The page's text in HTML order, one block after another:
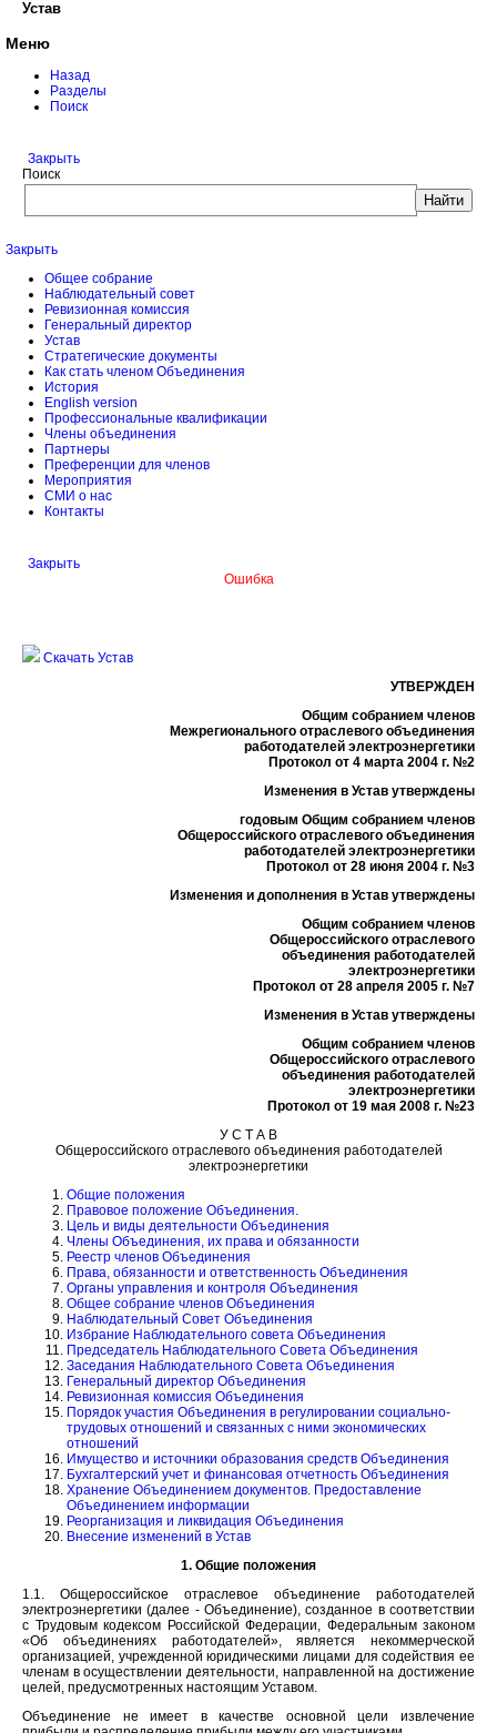
Устав
Меню
Назад
Разделы
Поиск
Закрыть
Поиск
Закрыть
Общее собрание
Наблюдательный совет
Ревизионная комиссия
Генеральный директор
Устав
Стратегические документы
Как стать членом Объединения
История
English version
Профессиональные квалификации
Члены объединения
Партнеры
Преференции для членов
Мероприятия
СМИ о нас
Контакты
Закрыть
Ошибка
Скачать Устав
УТВЕРЖДЕН
Общим собранием членов
Межрегионального отраслевого объединения
работодателей электроэнергетики
Протокол от 4 марта 2004 г. №2
Изменения в Устав утверждены
годовым Общим собранием членов
Общероссийского отраслевого объединения
работодателей электроэнергетики
Протокол от 28 июня 2004 г. №3
Изменения и дополнения в Устав утверждены
Общим собранием членов
Общероссийского отраслевого
объединения работодателей
электроэнергетики
Протокол от 28 апреля 2005 г. №7
Изменения в Устав утверждены
Общим собранием членов
Общероссийского отраслевого
объединения работодателей
электроэнергетики
Протокол от 19 мая 2008 г. №23
У С Т А В
Общероссийского отраслевого объединения работодателей
электроэнергетики
Общие положения
Правовое положение Объединения.
Цель и виды деятельности Объединения
Члены Объединения, их права и обязанности
Реестр членов Объединения
Права, обязанности и ответственность Объединения
Органы управления и контроля Объединения
Общее собрание членов Объединения
Наблюдательный Совет Объединения
Избрание Наблюдательного совета Объединения
Председатель Наблюдательного Совета Объединения
Заседания Наблюдательного Совета Объединения
Генеральный директор Объединения
Ревизионная комиссия Объединения
Порядок участия Объединения в регулировании социально-
трудовых отношений и связанных с ними экономических
отношений
Имущество и источники образования средств Объединения
Бухгалтерский учет и финансовая отчетность Объединения
Хранение Объединением документов. Предоставление
Объединением информации
Реорганизация и ликвидация Объединения
Внесение изменений в Устав
1. Общие положения
1.1. Общероссийское отраслевое объединение работодателей
электроэнергетики (далее - Объединение), созданное в соответствии
с Трудовым кодексом Российской Федерации, Федеральным законом
«Об объединениях работодателей», является некоммерческой
организацией, учрежденной юридическими лицами для содействия ее
членам в осуществлении деятельности, направленной на достижение
целей, предусмотренных настоящим Уставом.
Объединение не имеет в качестве основной цели извлечение